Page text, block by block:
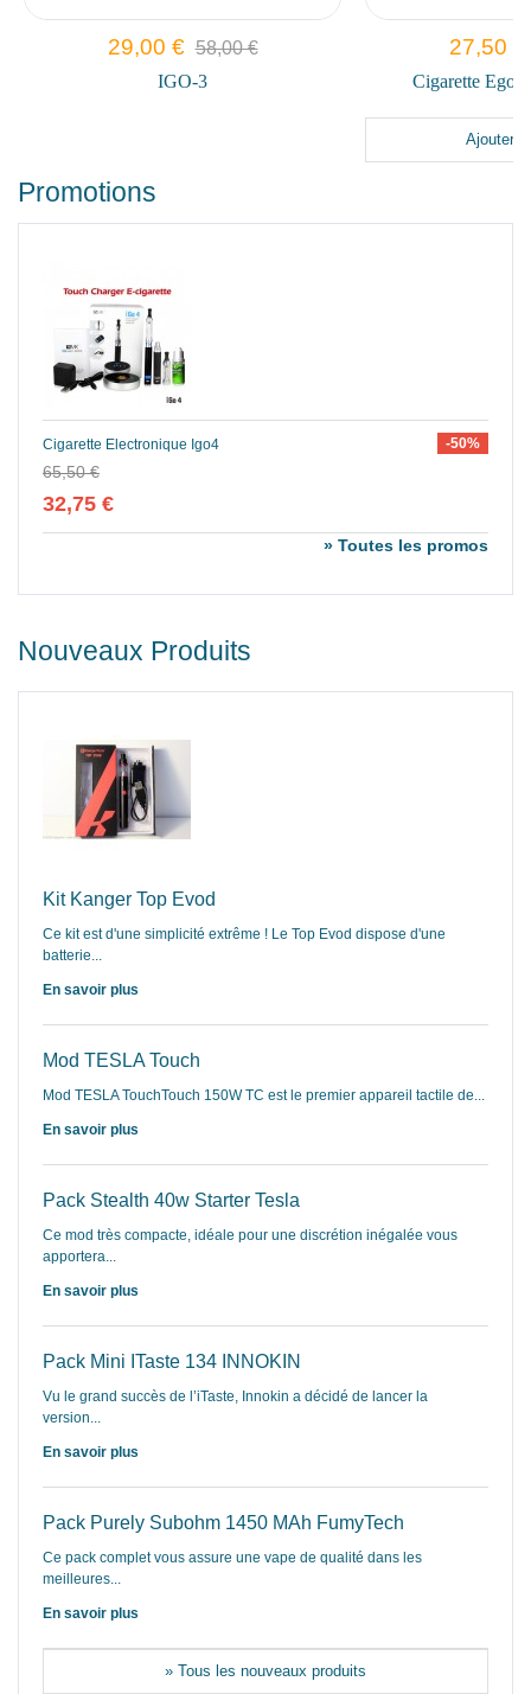
29,00 € 58,00 €
IGO-3
27,50 €
Cigarette Ego-T
Ajouter au
Promotions
-50%
Cigarette Electronique Igo4
65,50 €
32,75 €
» Toutes les promos
Nouveaux Produits
Kit Kanger Top Evod
Ce kit est d'une simplicité extrême ! Le Top Evod dispose d'une
batterie...
En savoir plus
Mod TESLA Touch
Mod TESLA TouchTouch 150W TC est le premier appareil tactile de...
En savoir plus
Pack Stealth 40w Starter Tesla
Ce mod très compacte, idéale pour une discrétion inégalée vous
apportera...
En savoir plus
Pack Mini ITaste 134 INNOKIN
Vu le grand succès de l’iTaste, Innokin a décidé de lancer la
version...
En savoir plus
Pack Purely Subohm 1450 MAh FumyTech
Ce pack complet vous assure une vape de qualité dans les
meilleures...
En savoir plus
» Tous les nouveaux produits